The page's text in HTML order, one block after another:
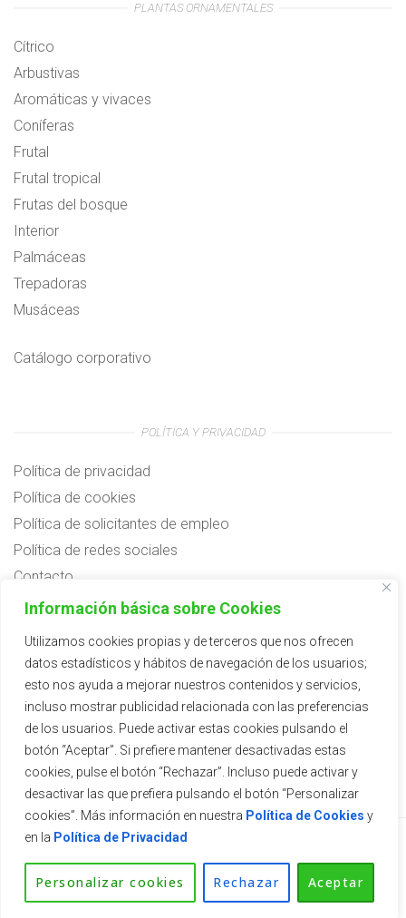
Información básica sobre Cookies
Utilizamos cookies propias y de terceros que nos ofrecen
datos estadísticos y hábitos de navegación de los usuarios;
esto nos ayuda a mejorar nuestros contenidos y servicios,
incluso mostrar publicidad relacionada con las preferencias
de los usuarios. Puede activar estas cookies pulsando el
botón “Aceptar”. Si prefiere mantener desactivadas estas
cookies, pulse el botón “Rechazar”. Incluso puede activar y
desactivar las que prefiera pulsando el botón “Personalizar
cookies”. Más información en nuestra Política de Cookies y
en la Política de Privacidad
Personalizar cookies Rechazar Aceptar
PLANTAS ORNAMENTALES
Cítrico
Arbustivas
Aromáticas y vivaces
Coníferas
Frutal
Frutal tropical
Frutas del bosque
Interior
Palmáceas
Trepadoras
Musáceas
Catálogo corporativo
POLÍTICA Y PRIVACIDAD
Política de privacidad
Política de cookies
Política de solicitantes de empleo
Política de redes sociales
Contacto
Preguntas frecuentes
Subvenciones
2026 © Vivercid. Tema deSiteOrigin